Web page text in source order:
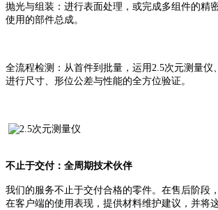
抛光与组装：进行表面处理，或完成多组件的精
使用的部件总成。
全流程检测：从首件到批量，运用 2.5次元测量仪
进行尺寸、形位公差与性能的全方位验证。
不止于交付：全周期技术伙伴
我们的服务不止于交付合格的零件。在售后阶段
在客户端的使用表现，提供材料维护建议，并将